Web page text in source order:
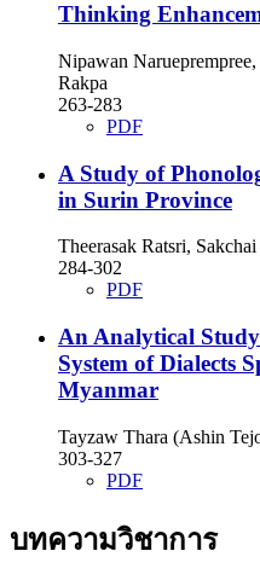
Thinking
Nipawan
Rakpa
263-283
PDF
A Study of
in Surin Province
Theerasak Ratsri,
284-302
PDF
An Analytical
System of Dialects
Myanmar
Tayzaw Thara (Ashin
303-327
PDF
บทความวิชาการ